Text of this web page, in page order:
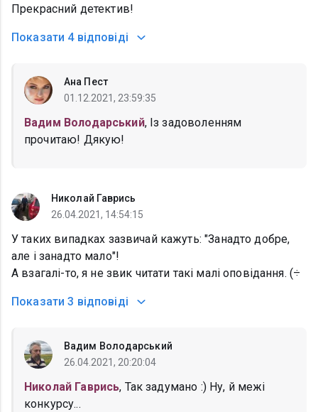
Прекрасний детектив!
Показати 4 відповіді
Ана Пест
01.12.2021, 23:59:35
Вадим Володарський, Із задоволенням
прочитаю! Дякую!
Николай Гаврись
26.04.2021, 14:54:15
У таких випадках зазвичай кажуть: "Занадто добре,
але і занадто мало"!
А взагалі-то, я не звик читати такі малі оповідання. (÷
Показати 3 відповіді
Вадим Володарський
26.04.2021, 20:20:04
Николай Гаврись, Так задумано :) Ну, й межі
конкурсу...